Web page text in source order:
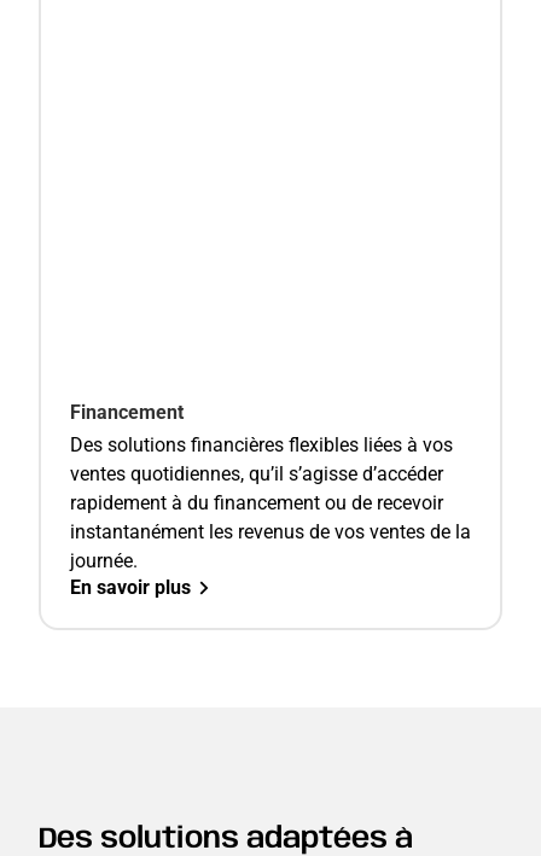
Financement
Des solutions financières flexibles liées à vos
ventes quotidiennes, qu’il s’agisse d’accéder
rapidement à du financement ou de recevoir
instantanément les revenus de vos ventes de la
journée.
En savoir plus
Des solutions adaptées à